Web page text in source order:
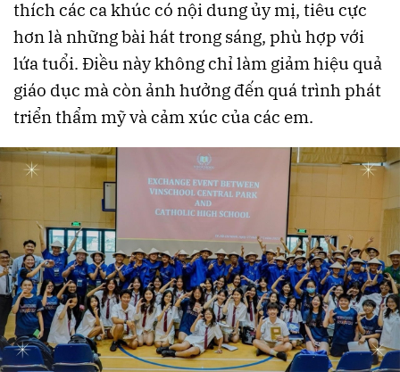
thích các ca khúc có nội dung ủy mị, tiêu cực
hơn là những bài hát trong sáng, phù hợp với
lứa tuổi. Điều này không chỉ làm giảm hiệu quả
giáo dục mà còn ảnh hưởng đến quá trình phát
triển thẩm mỹ và cảm xúc của các em.